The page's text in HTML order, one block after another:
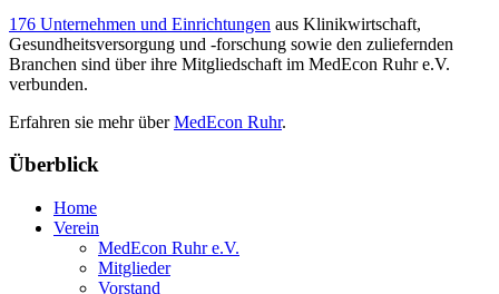
176 Unternehmen und Einrichtungen aus Klinikwirtschaft,
Gesundheitsversorgung und -forschung sowie den zuliefernden
Branchen sind über ihre Mitgliedschaft im MedEcon Ruhr e.V.
verbunden.
Erfahren sie mehr überMedEcon Ruhr.
Überblick
Home
Verein
MedEcon Ruhr e.V.
Mitglieder
Vorstand